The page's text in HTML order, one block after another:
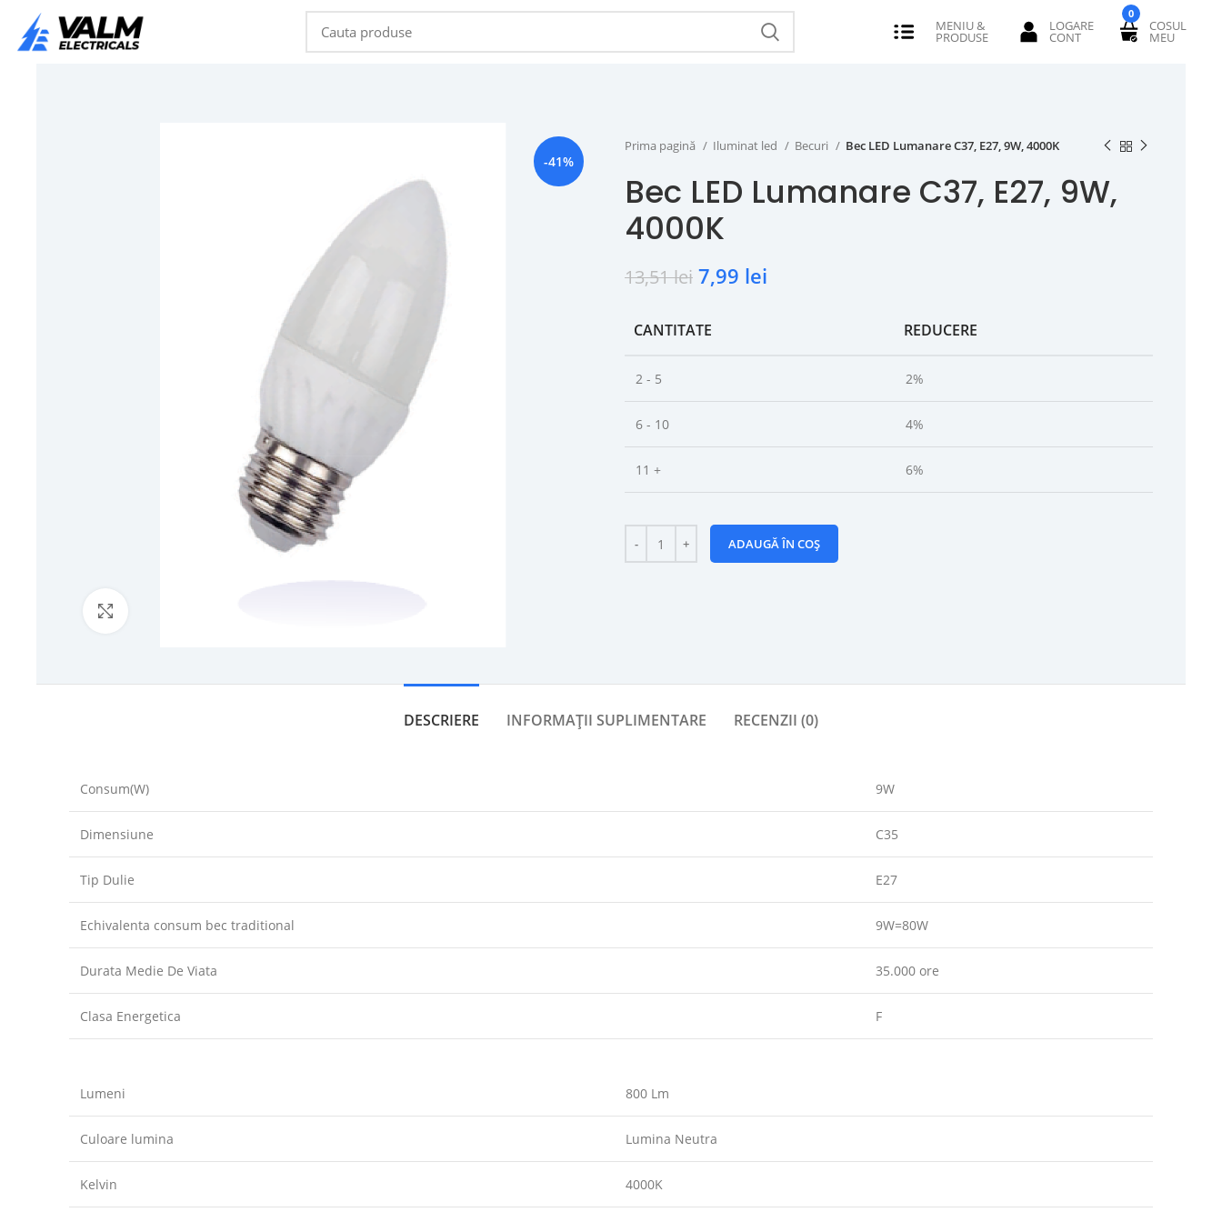
0
-41%
Prima pagină Iluminat led Becuri Bec LED Lumanare C37, E27, 9W, 4000K
Bec LED Lumanare C37, E27, 9W,
4000K
13,51lei 7,99 lei
CANTITATE REDUCERE
2 - 5 2%
6 - 10 4%
11 + 6%
ADAUGĂ ÎN COȘ
DESCRIERE INFORMAȚII SUPLIMENTARE RECENZII (0)
Consum(W) 9W
Dimensiune C35
Tip Dulie E27
Echivalenta consum bec traditional 9W=80W
Durata Medie De Viata 35.000 ore
Clasa Energetica F
Lumeni 800 Lm
Culoare lumina Lumina Neutra
Kelvin 4000K